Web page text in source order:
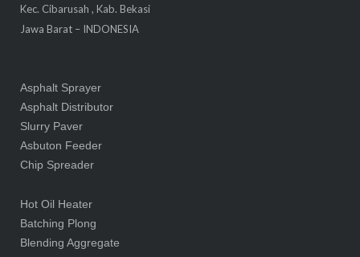
Kec. Cibarusah , Kab. Bekasi
Jawa Barat – INDONESIA
Asphalt Sprayer
Asphalt Distributor
Slurry Paver
Asbuton Feeder
Chip Spreader
Hot Oil Heater
Batching Plong
Blending Aggregate